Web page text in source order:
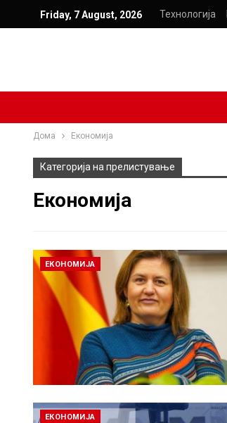
Friday, 7 August, 2026 Технологија
Дома Економија
Категорија на прелистување
Економија
ЕКОНОМИЈА
ЕКОНОМИЈА